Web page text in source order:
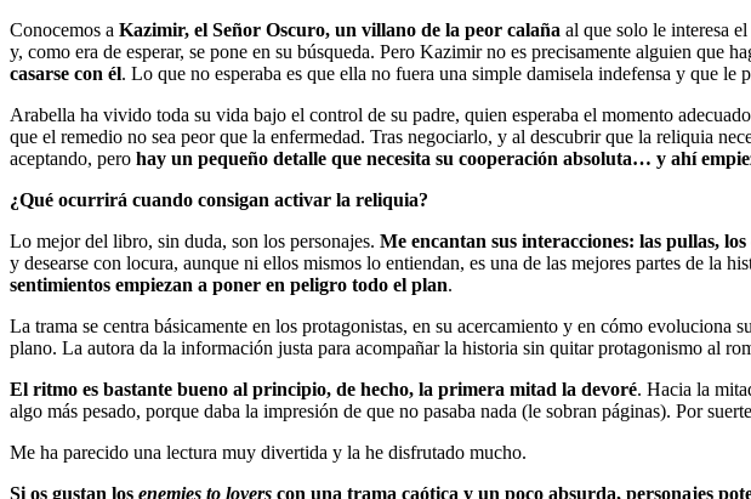
Conocemos a Kazimir, el Señor Oscuro, un villano de la peor calaña al que solo le interesa
y, como era de esperar, se pone en su búsqueda. Pero Kazimir no es precisamente alguien que
casarse con él. Lo que no esperaba es que ella no fuera una simple damisela indefensa y que le
Arabella ha vivido toda su vida bajo el control de su padre, quien esperaba el momento
que el remedio no sea peor que la enfermedad. Tras negociarlo, y al descubrir que la reliquia
aceptando, pero hay un pequeño detalle que necesita su cooperación absoluta… y ahí
¿Qué ocurrirá cuando consigan activar la reliquia?
Lo mejor del libro, sin duda, son los personajes. Me encantan sus interacciones: las pullas,
y desearse con locura, aunque ni ellos mismos lo entiendan, es una de las mejores partes de la
sentimientos empiezan a poner en peligro todo el plan.
La trama se centra básicamente en los protagonistas, en su acercamiento y en cómo
plano. La autora da la información justa para acompañar la historia sin quitar protagonismo al
El ritmo es bastante bueno al principio, de hecho, la primera mitad la devoré. Hacia la
algo más pesado, porque daba la impresión de que no pasaba nada (le sobran páginas). Por
Me ha parecido una lectura muy divertida y la he disfrutado mucho.
Si os gustan los enemies to lovers con una trama caótica y un poco absurda, personajes